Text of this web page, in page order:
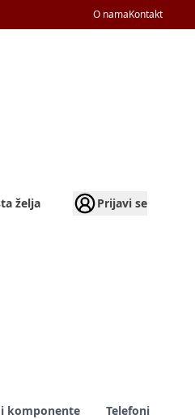
O namaKontakt
želja Prijavi se
i komponente Telefoni